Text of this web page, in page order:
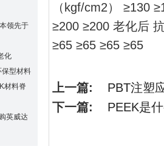
领先于
化
型材料
材料脊
英威达
（kgf/cm2） ≥130
≥200 ≥200 老化后
≥65 ≥65 ≥65 ≥65
上一篇: PBT注塑
下一篇: PEEK是